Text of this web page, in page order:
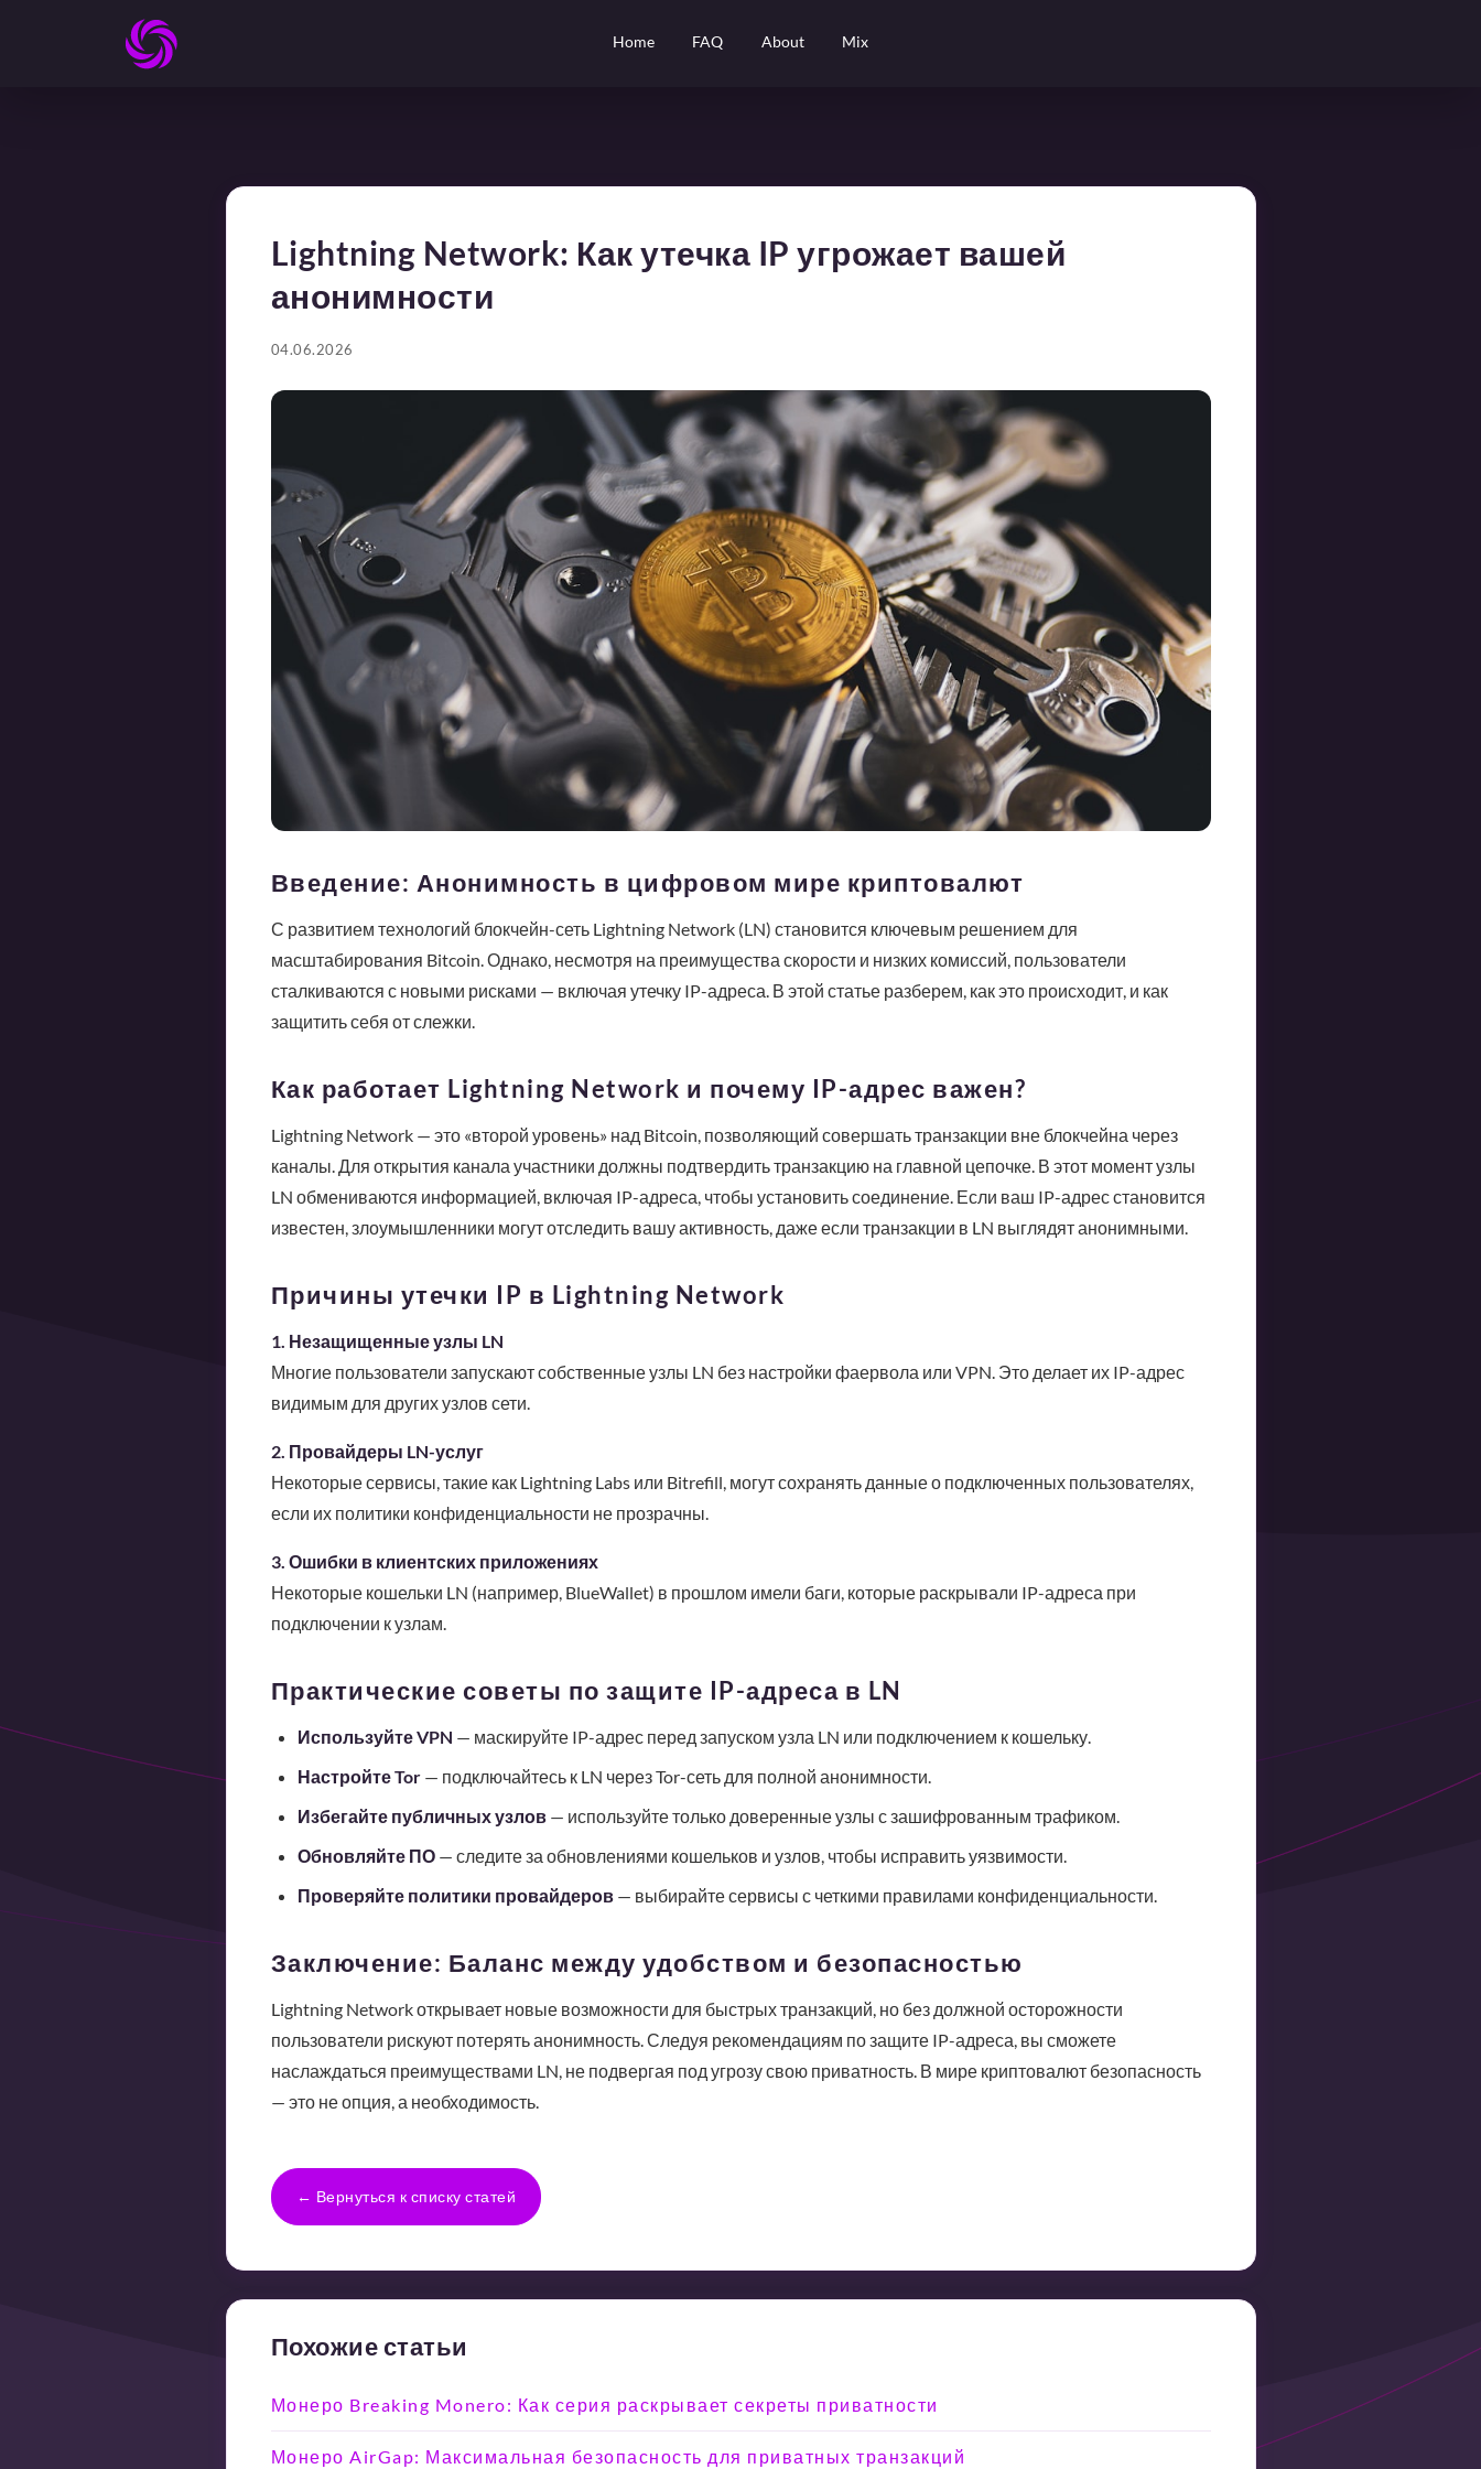
Home FAQ About Mix
Lightning Network: Как утечка IP угрожает вашей
анонимности
04.06.2026
Введение: Анонимность в цифровом мире криптовалют
С развитием технологий блокчейн-сеть Lightning Network (LN) становится ключевым решением для
масштабирования Bitcoin. Однако, несмотря на преимущества скорости и низких комиссий, пользователи
сталкиваются с новыми рисками — включая утечку IP-адреса. В этой статье разберем, как это происходит, и как
защитить себя от слежки.
Как работает Lightning Network и почему IP-адрес важен?
Lightning Network — это «второй уровень» над Bitcoin, позволяющий совершать транзакции вне блокчейна через
каналы. Для открытия канала участники должны подтвердить транзакцию на главной цепочке. В этот момент узлы
LN обмениваются информацией, включая IP-адреса, чтобы установить соединение. Если ваш IP-адрес становится
известен, злоумышленники могут отследить вашу активность, даже если транзакции в LN выглядят анонимными.
Причины утечки IP в Lightning Network
1. Незащищенные узлы LN
Многие пользователи запускают собственные узлы LN без настройки фаервола или VPN. Это делает их IP-адрес
видимым для других узлов сети.
2. Провайдеры LN-услуг
Некоторые сервисы, такие как Lightning Labs или Bitrefill, могут сохранять данные о подключенных пользователях,
если их политики конфиденциальности не прозрачны.
3. Ошибки в клиентских приложениях
Некоторые кошельки LN (например, BlueWallet) в прошлом имели баги, которые раскрывали IP-адреса при
подключении к узлам.
Практические советы по защите IP-адреса в LN
Используйте VPN — маскируйте IP-адрес перед запуском узла LN или подключением к кошельку.
Настройте Tor— подключайтесь к LN через Tor-сеть для полной анонимности.
Избегайте публичных узлов— используйте только доверенные узлы с зашифрованным трафиком.
Обновляйте ПО— следите за обновлениями кошельков и узлов, чтобы исправить уязвимости.
Проверяйте политики провайдеров— выбирайте сервисы с четкими правилами конфиденциальности.
Заключение: Баланс между удобством и безопасностью
Lightning Network открывает новые возможности для быстрых транзакций, но без должной осторожности
пользователи рискуют потерять анонимность. Следуя рекомендациям по защите IP-адреса, вы сможете
наслаждаться преимуществами LN, не подвергая под угрозу свою приватность. В мире криптовалют безопасность
— это не опция, а необходимость.
← Вернуться к списку статей
Похожие статьи
Монеро Breaking Monero: Как серия раскрывает секреты приватности
Монеро AirGap: Максимальная безопасность для приватных транзакций